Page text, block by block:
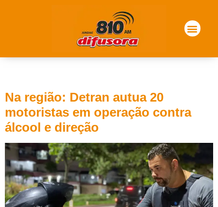
Na região: Detran autua 20
motoristas em operação contra
álcool e direção